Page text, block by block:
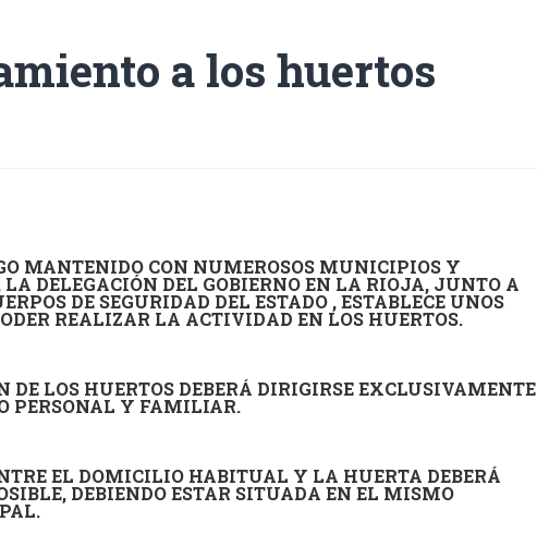
a los huertos
MANTENIDO CON NUMEROSOS MUNICIPIOS Y
DELEGACIÓN DEL GOBIERNO EN LA RIOJA, JUNTO A
DE SEGURIDAD DEL ESTADO , ESTABLECE UNOS
REALIZAR LA ACTIVIDAD EN LOS HUERTOS.
DE LOS HUERTOS DEBERÁ DIRIGIRSE EXCLUSIVAMENTE
PERSONAL Y FAMILIAR.
EL DOMICILIO HABITUAL Y LA HUERTA DEBERÁ
DEBIENDO ESTAR SITUADA EN EL MISMO